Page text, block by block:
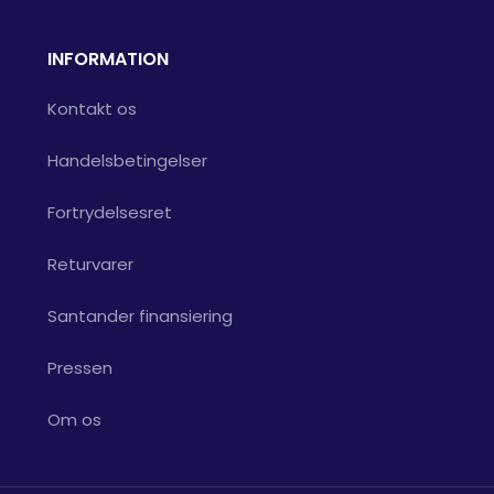
INFORMATION
Kontakt os
Handelsbetingelser
Fortrydelsesret
Returvarer
Santander finansiering
Pressen
Om os